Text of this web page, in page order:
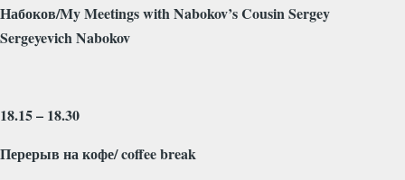
Набоков/My Meetings with Nabokov’s Cousin Sergey
Sergeyevich Nabokov
18.15 – 18.30
Перерыв на кофе/coffeebreak